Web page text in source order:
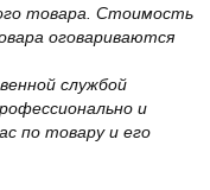
товара. Стоимость
оговариваются
службой
и
по товару и его